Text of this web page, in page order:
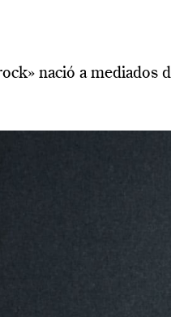
nació a mediados